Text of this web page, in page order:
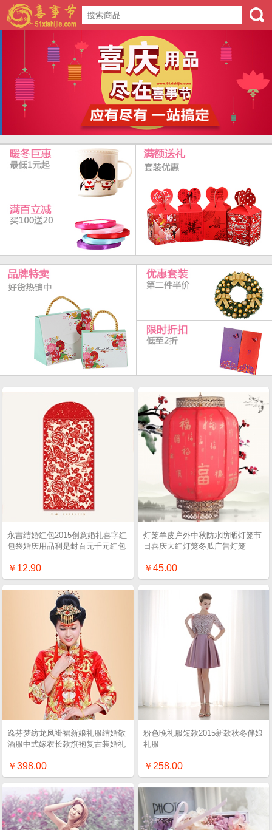
永吉结婚红包2015创意婚礼喜字红
包袋婚庆用品利是封百元千元红包
￥12.90
灯笼羊皮户外中秋防水防晒灯笼节
日喜庆大红灯笼冬瓜广告灯笼
￥45.00
逸芬梦纺龙凤褂裙新娘礼服结婚敬
酒服中式嫁衣长款旗袍复古装婚礼
￥398.00
粉色晚礼服短款2015新款秋冬伴娘
礼服
￥258.00